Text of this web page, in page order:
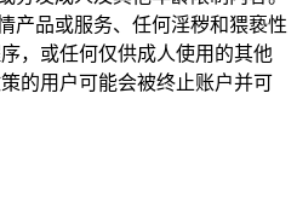
产品或服务、任何淫秽和猥亵性
，或任何仅供成人使用的其他
的用户可能会被终止账户并可